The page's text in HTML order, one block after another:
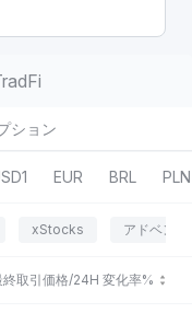
ション
EUR BRL PLN
xStocks アドベン
終取引価格/24H 変化率%